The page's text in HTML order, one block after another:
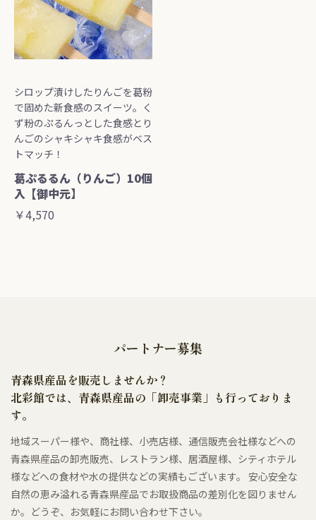
シロップ漬けしたりんごを葛粉
で固めた新食感のスイーツ。く
ず粉のぷるんっとした食感とり
んごのシャキシャキ食感がベス
トマッチ！
葛ぷるるん（りんご）10個
入【御中元】
￥4,570
パートナー募集
青森県産品を販売しませんか？
北彩館では、青森県産品の「卸売事業」も行っておりま
す。
地域スーパー様や、商社様、小売店様、通信販売会社様などへの
青森県産品の卸売販売、レストラン様、居酒屋様、シティホテル
様などへの食材や水の提供などの実績もございます。 安心安全な
自然の恵み溢れる青森県産品でお取扱商品の差別化を図りません
か。どうぞ、お気軽にお問い合わせ下さい。